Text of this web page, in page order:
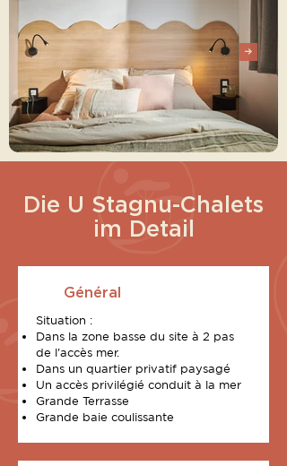
Die U Stagnu-Chalets
im Detail
Général
Situation :
Dans la zone basse du site à 2 pas
de l'accès mer.
Dans un quartier privatif paysagé
Un accès privilégié conduit à la mer
Grande Terrasse
Grande baie coulissante